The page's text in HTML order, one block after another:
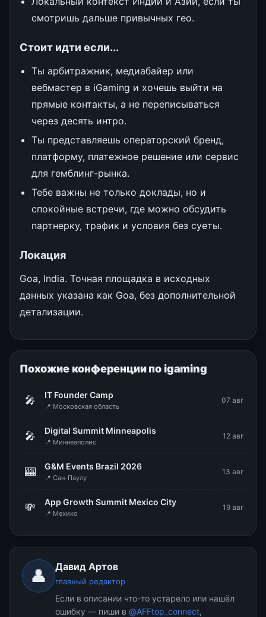
смотришь дальше привычных гео.
Стоит идти если...
Ты арбитражник, медиабайер или
вебмастер в iGaming и хочешь выйти на
прямые контакты, а не переписываться
через десять интро.
Ты представляешь операторский бренд,
платформу, платежное решение или сервис
для гемблинг-рынка.
Тебе важны не только доклады, но и
спокойные встречи, где можно обсудить
партнерку, трафик и условия без суеты.
Локация
Goa, India. Точная площадка в исходных
данных указана как Goa, без дополнительной
детализации.
Похожие конференции по igaming
🎤 IT Founder Camp
📍 Московская область
07 авг
🎤 Digital Summit Minneapolis
📍 Миннеаполис
12 авг
🎰 G&M Events Brazil 2026
📍 Сан-Паулу
13 авг
💸 App Growth Summit Mexico City
📍 Мехико
19 авг
👤 Давид Артов
главный редактор
Если в описании что-то устарело или нашёл
ошибку — пиши в @AFFtop_connect,